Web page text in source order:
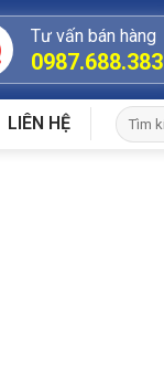
Tư vấn bán hàng
0987.688.383
LIÊN HỆ
Tìm
kiếm: